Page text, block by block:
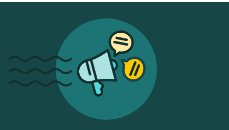
Dictionary, Fourth Edition, 2020, Elsevier